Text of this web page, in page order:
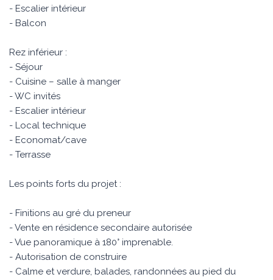
- Escalier intérieur
- Balcon
Rez inférieur :
- Séjour
- Cuisine – salle à manger
- WC invités
- Escalier intérieur
- Local technique
- Economat/cave
- Terrasse
Les points forts du projet :
- Finitions au gré du preneur
- Vente en résidence secondaire autorisée
- Vue panoramique à 180° imprenable.
- Autorisation de construire
- Calme et verdure, balades, randonnées au pied du